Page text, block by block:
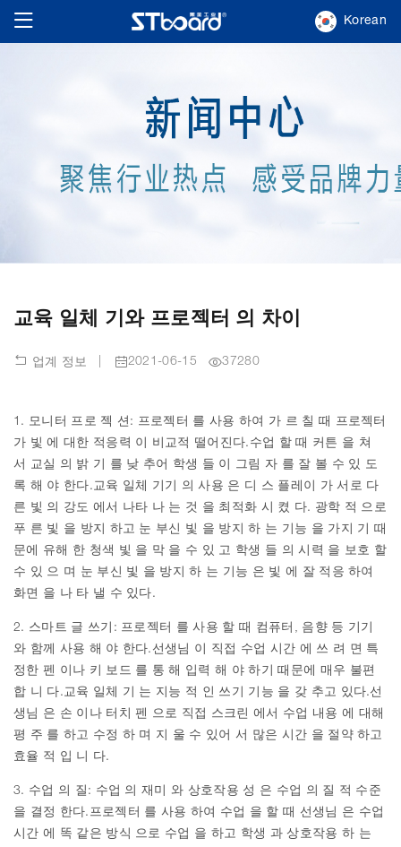
Korean
교육 일체 기와 프로젝터 의 차이
업계 정보 2021-06-15 37280
1. 모니터 프로 젝 션: 프로젝터 를 사용 하여 가 르 칠 때 프로젝터
가 빛 에 대한 적응력 이 비교적 떨어진다.수업 할 때 커튼 을 쳐
서 교실 의 밝 기 를 낮 추어 학생 들 이 그림 자 를 잘 볼 수 있 도
록 해 야 한다.교육 일체 기기 의 사용 은 디 스 플레이 가 서로 다
른 빛 의 강도 에서 나타 나 는 것 을 최적화 시 켰 다. 광학 적 으로
푸 른 빛 을 방지 하고 눈 부신 빛 을 방지 하 는 기능 을 가지 기 때
문에 유해 한 청색 빛 을 막 을 수 있 고 학생 들 의 시력 을 보호 할
수 있 으 며 눈 부신 빛 을 방지 하 는 기능 은 빛 에 잘 적응 하여
화면 을 나 타 낼 수 있다.
2. 스마트 글 쓰기: 프로젝터 를 사용 할 때 컴퓨터, 음향 등 기기
와 함께 사용 해 야 한다.선생님 이 직접 수업 시간 에 쓰 려 면 특
정한 펜 이나 키 보드 를 통 해 입력 해 야 하기 때문에 매우 불편
합 니 다.교육 일체 기 는 지능 적 인 쓰기 기능 을 갖 추고 있다.선
생님 은 손 이나 터치 펜 으로 직접 스크린 에서 수업 내용 에 대해
평 주 를 하고 수정 하 며 지 울 수 있어 서 많은 시간 을 절약 하고
효율 적 입 니 다.
3. 수업 의 질: 수업 의 재미 와 상호작용 성 은 수업 의 질 적 수준
을 결정 한다.프로젝터 를 사용 하여 수업 을 할 때 선생님 은 수업
시간 에 똑 같은 방식 으로 수업 을 하고 학생 과 상호작용 하 는